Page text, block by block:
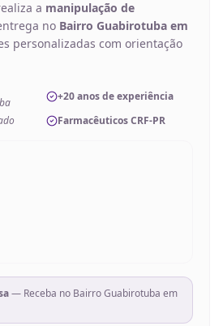
a manipulação de
no Bairro Guabirotuba em
personalizadas com orientação
+20 anos de experiência
Farmacêuticos CRF-PR
— Receba no Bairro Guabirotuba em